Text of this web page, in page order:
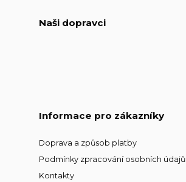
Naši dopravci
Informace pro zákazníky
Doprava a způsob platby
Podmínky zpracování osobních údajů
Kontakty